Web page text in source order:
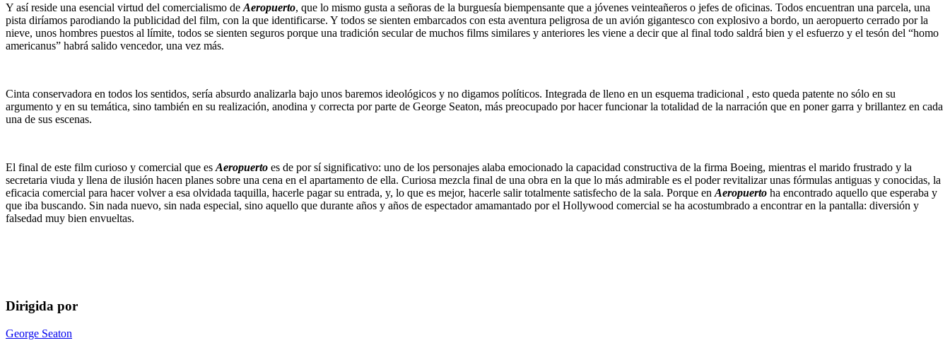
Y así reside una esencial virtud del comercialismo de Aeropuerto, que lo mismo gusta a señoras de la burguesía biempensante que a jóvenes veinteañeros o jefes de oficinas. Todos encuentran una parcela, una
pista diríamos parodiando la publicidad del film, con la que identificarse. Y todos se sienten embarcados con esta aventura peligrosa de un avión gigantesco con explosivo a bordo, un aeropuerto cerrado por la
nieve, unos hombres puestos al límite, todos se sienten seguros porque una tradición secular de muchos films similares y anteriores les viene a decir que al final todo saldrá bien y el esfuerzo y el tesón del “homo
americanus” habrá salido vencedor, una vez más.
Cinta conservadora en todos los sentidos, sería absurdo analizarla bajo unos baremos ideológicos y no digamos políticos. Integrada de lleno en un esquema tradicional , esto queda patente no sólo en su
argumento y en su temática, sino también en su realización, anodina y correcta por parte de George Seaton, más preocupado por hacer funcionar la totalidad de la narración que en poner garra y brillantez en cada
una de sus escenas.
El final de este film curioso y comercial que es Aeropuerto es de por sí significativo: uno de los personajes alaba emocionado la capacidad constructiva de la firma Boeing, mientras el marido frustrado y la
secretaria viuda y llena de ilusión hacen planes sobre una cena en el apartamento de ella. Curiosa mezcla final de una obra en la que lo más admirable es el poder revitalizar unas fórmulas antiguas y conocidas, la
eficacia comercial para hacer volver a esa olvidada taquilla, hacerle pagar su entrada, y, lo que es mejor, hacerle salir totalmente satisfecho de la sala. Porque en Aeropuerto ha encontrado aquello que esperaba y
que iba buscando. Sin nada nuevo, sin nada especial, sino aquello que durante años y años de espectador amamantado por el Hollywood comercial se ha acostumbrado a encontrar en la pantalla: diversión y
falsedad muy bien envueltas.
Dirigida por
George Seaton